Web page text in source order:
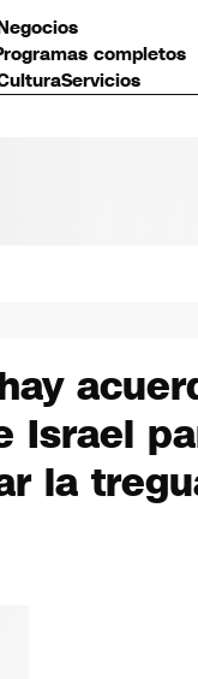
completos
Servicios
Israel
la